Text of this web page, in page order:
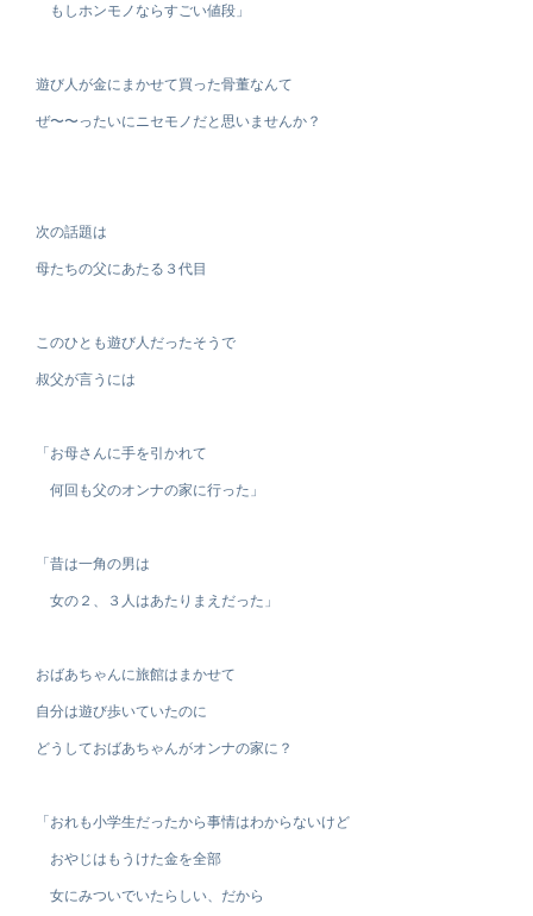
もしホンモノならすごい値段」
遊び人が金にまかせて買った骨董なんて
ぜ〜〜ったいにニセモノだと思いませんか？
次の話題は
母たちの父にあたる３代目
このひとも遊び人だったそうで
叔父が言うには
「お母さんに手を引かれて
何回も父のオンナの家に行った」
「昔は一角の男は
女の２、３人はあたりまえだった」
おばあちゃんに旅館はまかせて
自分は遊び歩いていたのに
どうしておばあちゃんがオンナの家に？
「おれも小学生だったから事情はわからないけど
おやじはもうけた金を全部
女にみついでいたらしい、だから